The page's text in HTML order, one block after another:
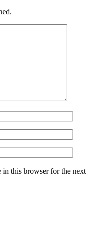
in this browser for the next